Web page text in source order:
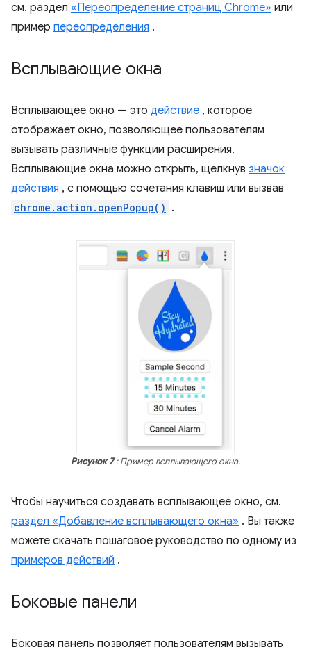
см. раздел «Переопределение страниц Chrome» или
пример переопределения .
Всплывающие окна
Всплывающее окно — это действие , которое
отображает окно, позволяющее пользователям
вызывать различные функции расширения.
Всплывающие окна можно открыть, щелкнув значок
действия , с помощью сочетания клавиш или вызвав
chrome.action.openPopup() .
Рисунок 7: Пример всплывающего окна.
Чтобы научиться создавать всплывающее окно, см.
раздел «Добавление всплывающего окна» . Вы также
можете скачать пошаговое руководство по одному из
примеров действий .
Боковые панели
Боковая панель позволяет пользователям вызывать